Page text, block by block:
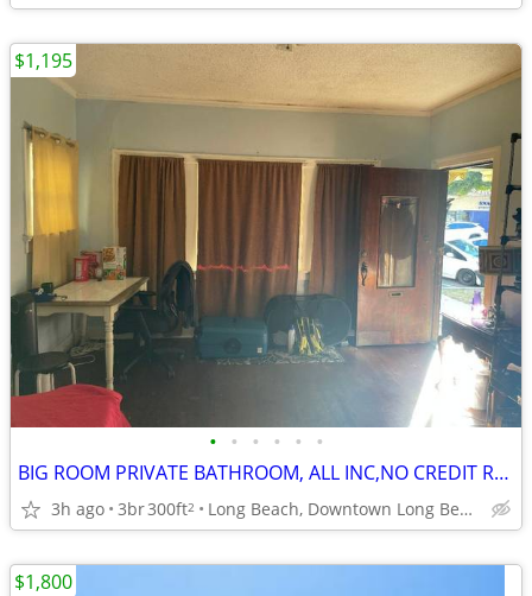
• • • • • •
BIG ROOM PRIVATE BATHROOM, ALL INC,NO CREDIT REQ,PARKING,LAUNDRY,NEAR
3h ago 3br300ft2 Long Beach, Downtown Long Beach
$1,195
$1,800